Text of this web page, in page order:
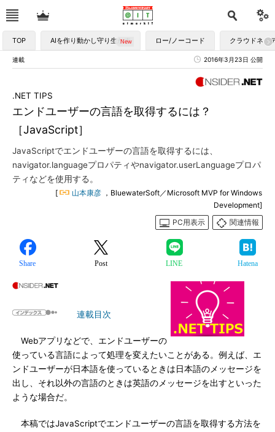
TOP AIを作り動かし守り生かす ロー/ノーコード クラウドネイ
連載 2016年3月23日 公開
エンドユーザーの言語を取得するには？
［JavaScript］
.NET TIPS
JavaScriptでエンドユーザーの言語を取得するには、
navigator.languageプロパティやnavigator.userLanguageプロパ
ティなどを使用する。
[ 山本康彦 ，BluewaterSoft／Microsoft MVP for Windows
Development]
PC用表示
関連情報
Share Post LINE Hatena
連載目次
Webアプリなどで、エンドユーザーの
使っている言語によって処理を変えたいことがある。例えば、エ
ンドユーザーが日本語を使っているときは日本語のメッセージを
出し、それ以外の言語のときは英語のメッセージを出すといった
ような場合だ。
本稿ではJavaScriptでエンドユーザーの言語を取得する方法を